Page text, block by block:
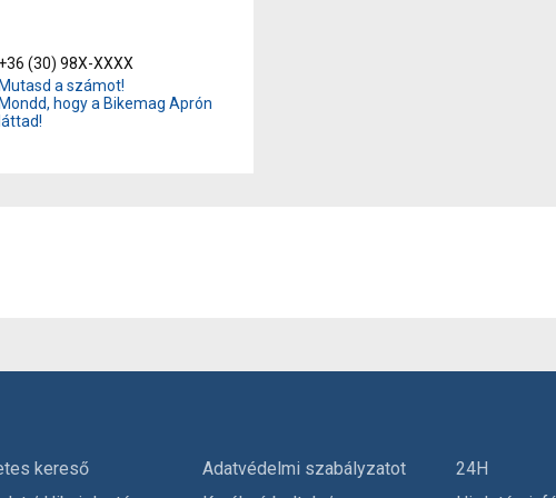
+36 (30) 98X-XXXX
Mutasd a számot!
Mondd, hogy a Bikemag Aprón
láttad!
kereső
Adatvédelmi szabályzatot
24H